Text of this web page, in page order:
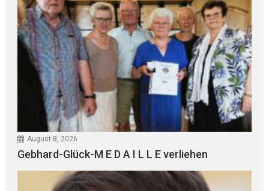
August 8, 2026
Gebhard-Glück-M E D A I L L E verliehen